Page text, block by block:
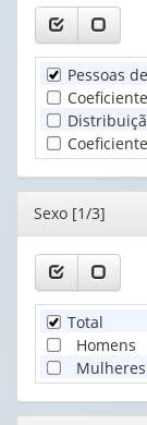
valor):
Unidade
Territorial
(1)
Pessoas
Editor
Sexo [1/3]
Total
Homens
Mulheres